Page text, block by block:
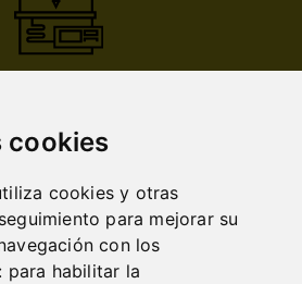
cookies
cookies y otras
para mejorar su
con los
para habilitar la